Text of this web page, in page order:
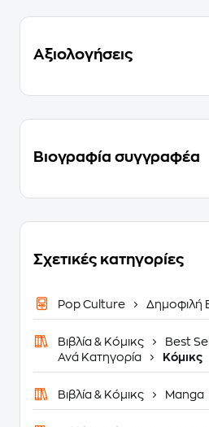
Αξιολογήσεις
Βιογραφία συγγραφέα
Σχετικές κατηγορίες
Pop Culture Δημοφιλή
Βιβλία & Κόμικς
Best
Ανά Κατηγορία
Κόμικς
Βιβλία & Κόμικς Manga